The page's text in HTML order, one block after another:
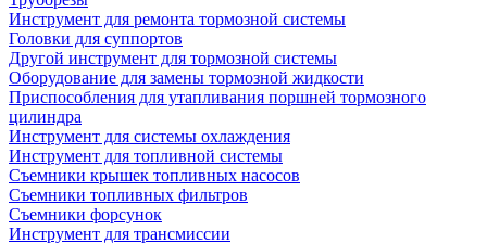
Инструмент для ремонта тормозной системы
Головки для суппортов
Другой инструмент для тормозной системы
Оборудование для замены тормозной жидкости
Приспособления для утапливания поршней тормозного
цилиндра
Инструмент для системы охлаждения
Инструмент для топливной системы
Съемники крышек топливных насосов
Съемники топливных фильтров
Съемники форсунок
Инструмент для трансмиссии